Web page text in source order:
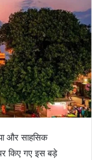
और साहसिक
किए गए इस बड़े